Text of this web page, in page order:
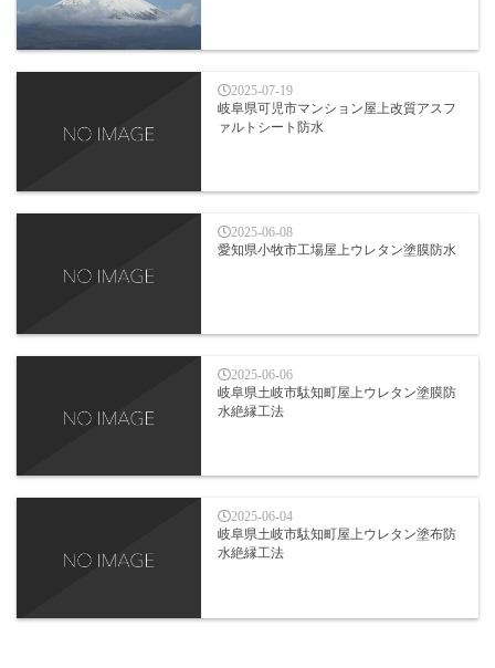
2025-07-19
岐阜県可児市マンション屋上改質アスフ
ァルトシート防水
2025-06-08
愛知県小牧市工場屋上ウレタン塗膜防水
2025-06-06
岐阜県土岐市駄知町屋上ウレタン塗膜防
水絶縁工法
2025-06-04
岐阜県土岐市駄知町屋上ウレタン塗布防
水絶縁工法